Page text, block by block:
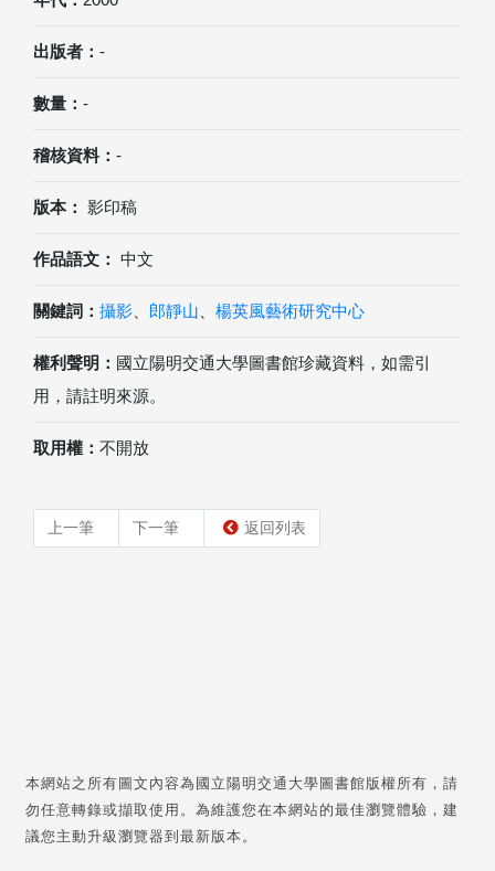
出版者： -
數量： -
稽核資料： -
版本： 影印稿
作品語文： 中文
關鍵詞： 攝影 郎靜山 楊英風藝術研究中心
權利聲明： 國立陽明交通大學圖書館珍藏資料，如需引
用，請註明來源。
取用權： 不開放
上一筆 下一筆 返回列表
本網站之所有圖文內容為國立陽明交通大學圖書館版權所有，請
勿任意轉錄或擷取使用。為維護您在本網站的最佳瀏覽體驗，建
議您主動升級瀏覽器到最新版本。